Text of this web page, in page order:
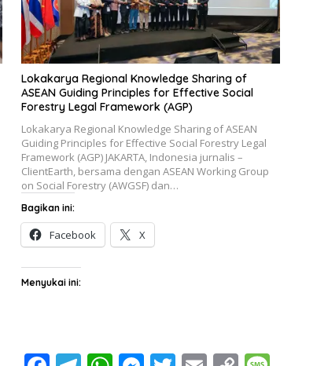
Lokakarya Regional Knowledge Sharing of
ASEAN Guiding Principles for Effective Social
Forestry Legal Framework (AGP)
Lokakarya Regional Knowledge Sharing of ASEAN
Guiding Principles for Effective Social Forestry Legal
Framework (AGP) JAKARTA, Indonesia jurnalis –
ClientEarth, bersama dengan ASEAN Working Group
on Social Forestry (AWGSF) dan…
Bagikan ini:
Facebook X
Menyukai ini: